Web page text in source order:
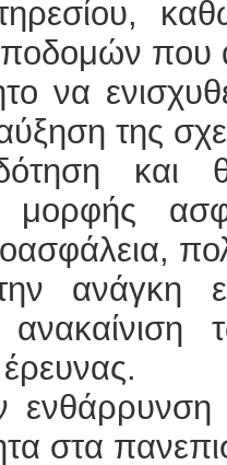
που
να
της
και
μορφής
την ανάγκη
στα